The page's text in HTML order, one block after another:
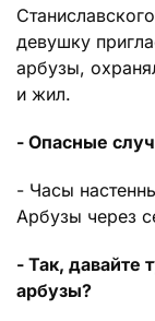
девушку
арбузы,
и жил.
- Опасные
- Часы
Арбузы через
- Так, давайте
арбузы?